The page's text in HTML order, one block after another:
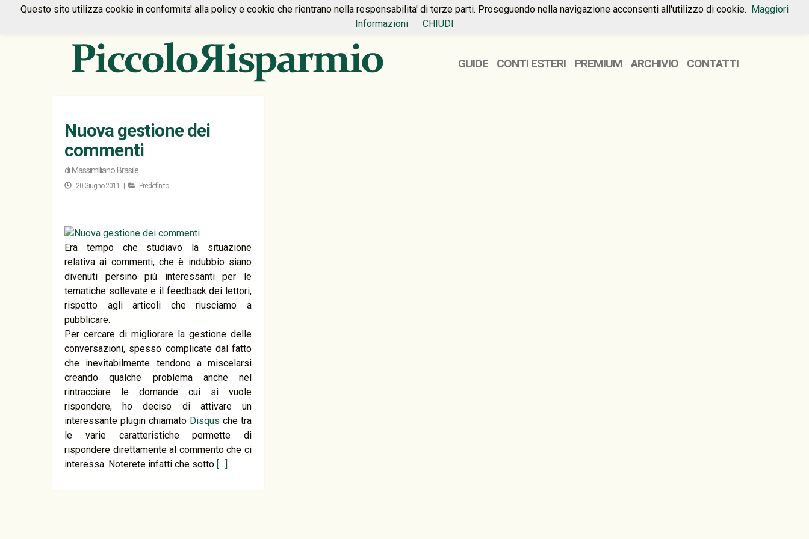
HOME PREMIUM CONTATTI
GUIDE CONTI ESTERI PREMIUM ARCHIVIO CONTATTI
Nuova gestione dei
commenti
di Massimiliano Brasile
20 Giugno 2011 | Predefinito
Era tempo che studiavo la situazione
relativa ai commenti, che è indubbio siano
divenuti persino più interessanti per le
tematiche sollevate e il feedback dei lettori,
rispetto agli articoli che riusciamo a
pubblicare.
Per cercare di migliorare la gestione delle
conversazioni, spesso complicate dal fatto
che inevitabilmente tendono a miscelarsi
creando qualche problema anche nel
rintracciare le domande cui si vuole
rispondere, ho deciso di attivare un
interessante plugin chiamato Disqus che tra
le varie caratteristiche permette di
rispondere direttamente al commento che ci
interessa. Noterete infatti che sotto […]
Questo sito utilizza cookie in conformita' alla policy e cookie che rientrano nella responsabilita' di terze parti. Proseguendo nella navigazione acconsenti all'utilizzo di cookie. Maggiori
Informazioni
CHIUDI